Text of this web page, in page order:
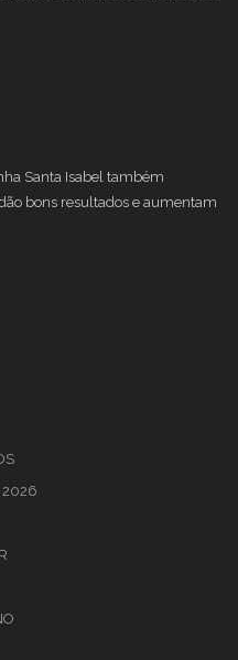
Santa Isabel também
bons resultados e aumentam
2026